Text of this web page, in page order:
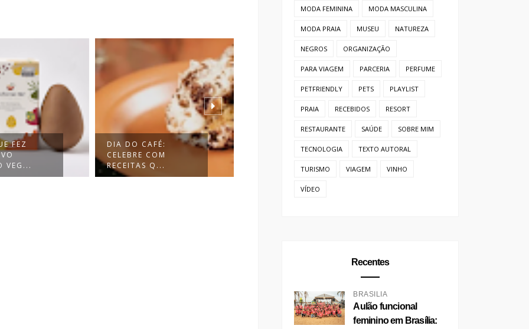
FEZ
VEG...
DIA DO CAFÉ:
CELEBRE COM
RECEITAS Q...
DE PÁSCOA:
DOCES NATALINOS E
COO...
MODA FEMININA MODA MASCULINA
MODA PRAIA MUSEU NATUREZA
NEGROS ORGANIZAÇÃO
PARA VIAGEM PARCERIA PERFUME
PETFRIENDLY PETS PLAYLIST
PRAIA RECEBIDOS RESORT
RESTAURANTE SAÚDE SOBRE MIM
TECNOLOGIA TEXTO AUTORAL
TURISMO VIAGEM VINHO
VÍDEO
Recentes
BRASÍLIA
Aulão funcional
feminino em Brasília: